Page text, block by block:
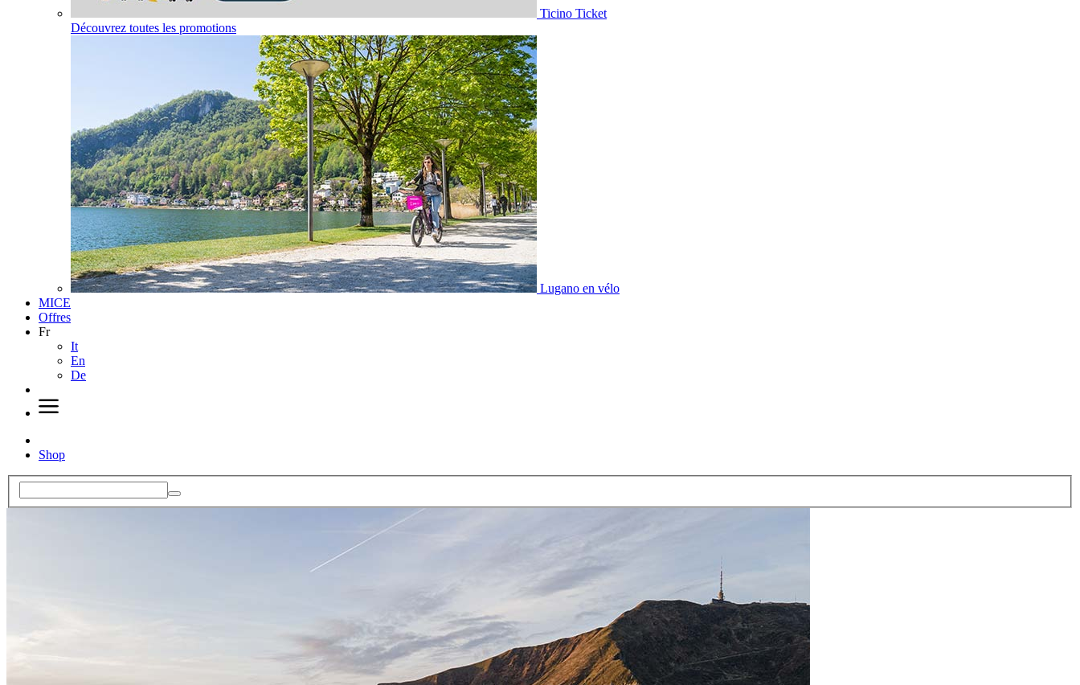
Ticino Ticket
Découvrez toutes les promotions
Lugano en vélo
MICE
Offres
Fr
It
En
De
Shop